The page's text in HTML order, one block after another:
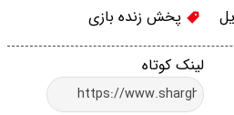
پخش زنده بازی
لینک کوتاه